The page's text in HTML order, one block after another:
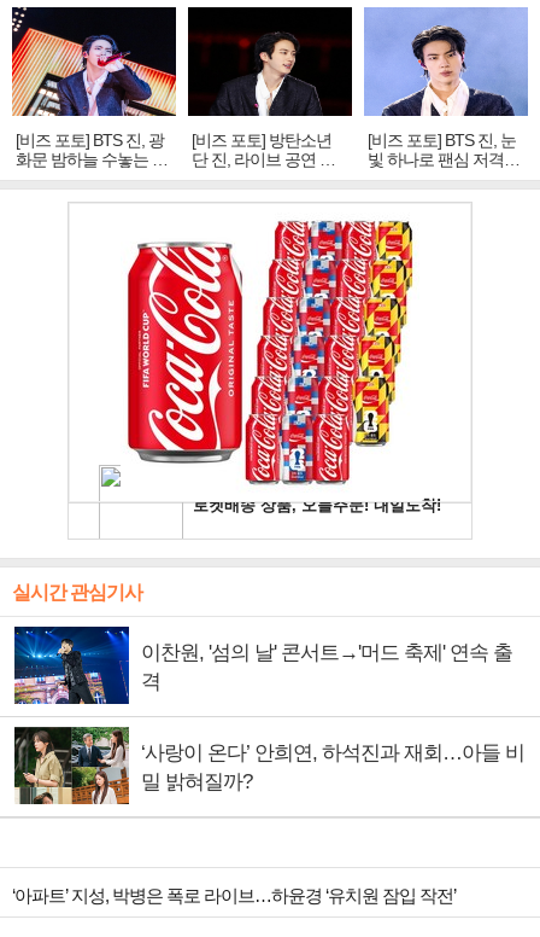
[비즈 포토] BTS 진, 광
화문 밤하늘 수놓는 '비
주얼 킹'의 열창
[비즈 포토] 방탄소년
단 진, 라이브 공연 중
빛나는 독보적 아우라
[비즈 포토] BTS 진, 눈
빛 하나로 팬심 저격…
독보적 카리스마
실시간 관심기사
이찬원, '섬의 날' 콘서트→'머드 축제' 연속 출
격
‘사랑이 온다’ 안희연, 하석진과 재회…아들 비
밀 밝혀질까?
‘아파트’ 지성, 박병은 폭로 라이브…하윤경 ‘유치원 잠입 작전’